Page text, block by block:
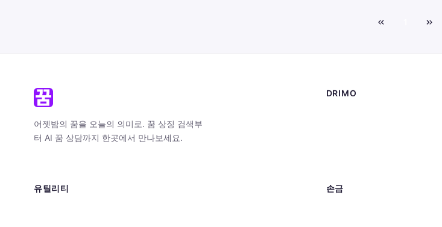
어젯밤의 꿈을 오늘의 의미로. 꿈 상징 검색부
터 AI 꿈 상담까지 한곳에서 만나보세요.
DRIMO
유틸리티 손금